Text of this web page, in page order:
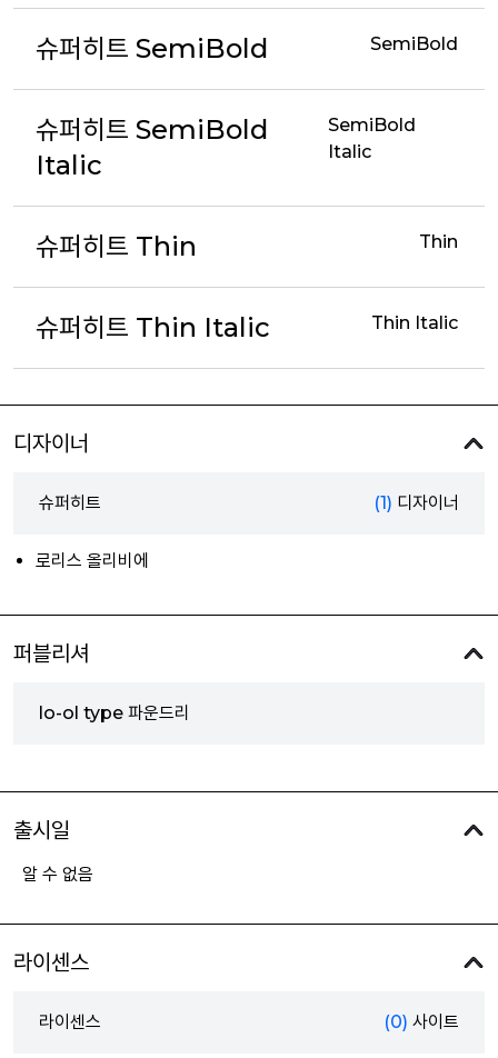
슈퍼히트 SemiBold SemiBold
슈퍼히트 SemiBold
Italic
SemiBold
Italic
슈퍼히트 Thin Thin
슈퍼히트 Thin Italic Thin Italic
디자이너
슈퍼히트 (1) 디자이너
로리스 올리비에
퍼블리셔
lo-ol type 파운드리
출시일
알 수 없음
라이센스
라이센스 (0) 사이트